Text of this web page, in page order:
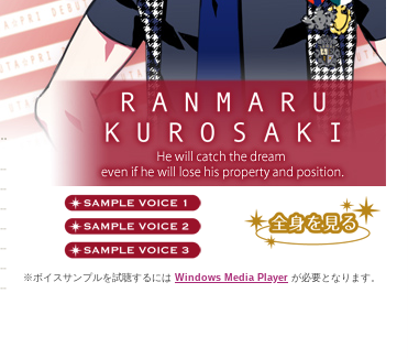
※ボイスサンプルを試聴するには Windows Media Player が必要となります。